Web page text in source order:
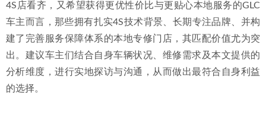
4S店看齐，又希望获得更优性价比与更贴心本地服务的GLC
车主而言，那些拥有扎实4S技术背景、长期专注品牌、并构
建了完善服务保障体系的本地专修门店，其匹配价值尤为突
出。建议车主们结合自身车辆状况、维修需求及本文提供的
分析维度，进行实地探访与沟通，从而做出最符合自身利益
的选择。